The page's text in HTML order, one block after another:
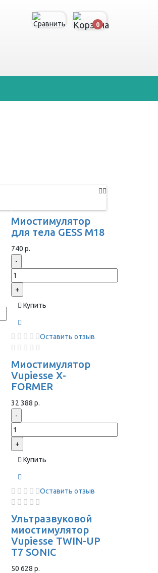
0
Миостимулятор
для тела GESS M18
740 р.
-
+
Купить
Оставить отзыв
Миостимулятор
Vupiesse X-
FORMER
32 388 р.
-
+
Купить
Оставить отзыв
Ультразвуковой
миостимулятор
Vupiesse TWIN-UP
T7 SONIC
50 628 р.